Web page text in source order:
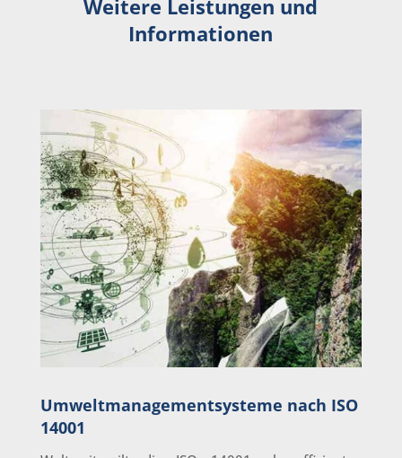
Weitere Leistungen und
Informationen
Umweltmanagementsysteme nach ISO
14001